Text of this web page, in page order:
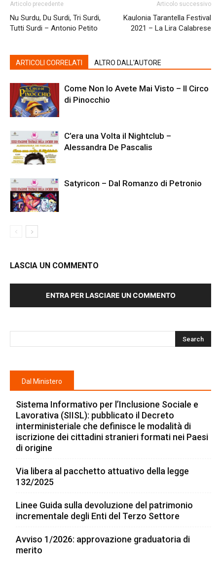
Articolo precedente
Nu Surdu, Du Surdi, Tri Surdi,
Tutti Surdi – Antonio Petito
Articolo successivo
Kaulonia Tarantella Festival
2021 – La Lira Calabrese
ARTICOLI CORRELATI ALTRO DALL'AUTORE
Come Non lo Avete Mai Visto – Il Circo
di Pinocchio
C’era una Volta il Nightclub –
Alessandra De Pascalis
Satyricon – Dal Romanzo di Petronio
LASCIA UN COMMENTO
ENTRA PER LASCIARE UN COMMENTO
Dal Ministero
Sistema Informativo per l’Inclusione Sociale e
Lavorativa (SIISL): pubblicato il Decreto
interministeriale che definisce le modalità di
iscrizione dei cittadini stranieri formati nei Paesi
di origine
Via libera al pacchetto attuativo della legge
132/2025
Linee Guida sulla devoluzione del patrimonio
incrementale degli Enti del Terzo Settore
Avviso 1/2026: approvazione graduatoria di
merito